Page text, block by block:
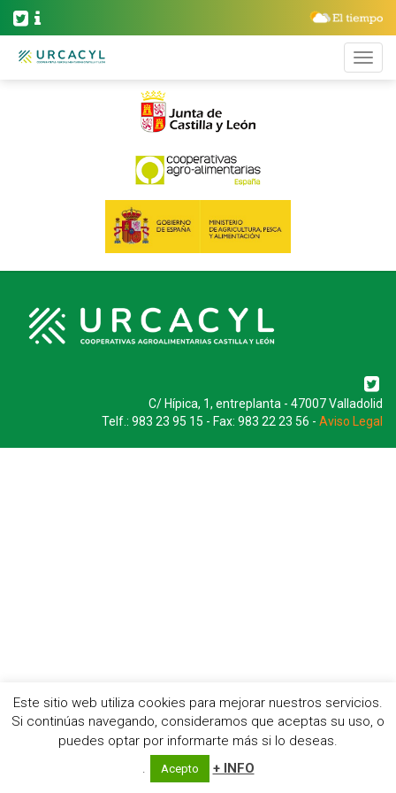
desequilibrios-de-la-cadena-v-congreso-cooperativas-
castilla-y-leon
C/ Hípica, 1, entreplanta - 47007 Valladolid
Telf.: 983 23 95 15 - Fax: 983 22 23 56 - Aviso Legal
Este sitio web utiliza cookies para mejorar nuestros servicios.
Si continúas navegando, consideramos que aceptas su uso, o
puedes optar por informarte más si lo deseas.
.
Acepto + INFO